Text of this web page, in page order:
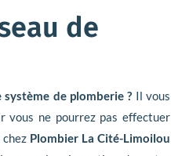
de
de plomberie ? Il vous
vous ne pourrez pas effectuer
Plombier La Cité-Limoilou